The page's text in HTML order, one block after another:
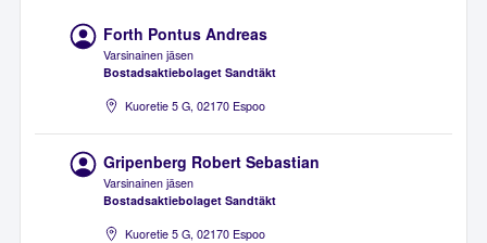
Forth Pontus Andreas
Varsinainen jäsen
Bostadsaktiebolaget Sandtäkt
Kuoretie 5 G, 02170 Espoo
Gripenberg Robert Sebastian
Varsinainen jäsen
Bostadsaktiebolaget Sandtäkt
Kuoretie 5 G, 02170 Espoo